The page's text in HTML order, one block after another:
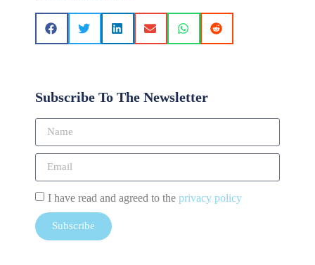
Subscribe To The Newsletter
I have read and agreed to the privacy policy
Subscribe